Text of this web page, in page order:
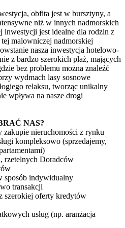
obfita jest w bursztyny, a
niż w innych nadmorskich
inwestycji jest idealne dla rodzin z
malowniczej nadmorskiej
nasza inwestycja hotelowo-
z bardzo szerokich plaż, mających
bez problemu można znaleźć
wydmach lasy sosnowe
relaksu, tworząc unikalny
wpływa na nasze drogi
NAS?
nieruchomości z rynku
kompleksowo (sprzedajemy,
rzetelnych Doradców
sposób indywidualny
transakcji
szerokiej oferty kredytów
usług (np. aranżacja